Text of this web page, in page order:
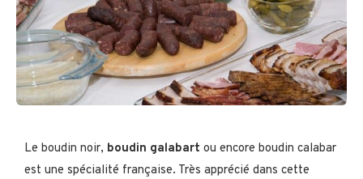
Le boudin noir, boudin galabart ou encore boudin calabar
est une spécialité française. Très apprécié dans cette